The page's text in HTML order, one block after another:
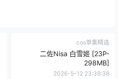
cos单集精选
二佐Nisa 白雪姬 [23P-
298MB]
2026-5-12 23:39:38